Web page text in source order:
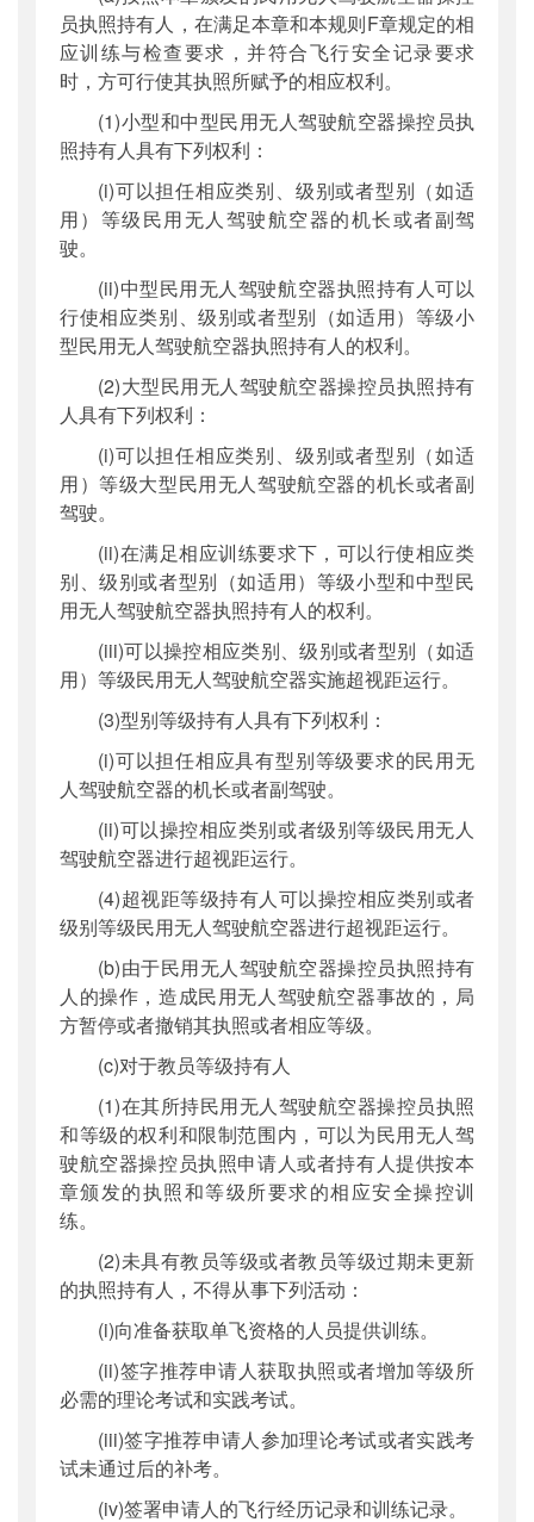
员执照持有人，在满足本章和本规则F章规定的相
应训练与检查要求，并符合飞行安全记录要求
时，方可行使其执照所赋予的相应权利。
(1)小型和中型民用无人驾驶航空器操控员执
照持有人具有下列权利：
(i)可以担任相应类别、级别或者型别（如适
用）等级民用无人驾驶航空器的机长或者副驾
驶。
(ii)中型民用无人驾驶航空器执照持有人可以
行使相应类别、级别或者型别（如适用）等级小
型民用无人驾驶航空器执照持有人的权利。
(2)大型民用无人驾驶航空器操控员执照持有
人具有下列权利：
(i)可以担任相应类别、级别或者型别（如适
用）等级大型民用无人驾驶航空器的机长或者副
驾驶。
(ii)在满足相应训练要求下，可以行使相应类
别、级别或者型别（如适用）等级小型和中型民
用无人驾驶航空器执照持有人的权利。
(iii)可以操控相应类别、级别或者型别（如适
用）等级民用无人驾驶航空器实施超视距运行。
(3)型别等级持有人具有下列权利：
(i)可以担任相应具有型别等级要求的民用无
人驾驶航空器的机长或者副驾驶。
(ii)可以操控相应类别或者级别等级民用无人
驾驶航空器进行超视距运行。
(4)超视距等级持有人可以操控相应类别或者
级别等级民用无人驾驶航空器进行超视距运行。
(b)由于民用无人驾驶航空器操控员执照持有
人的操作，造成民用无人驾驶航空器事故的，局
方暂停或者撤销其执照或者相应等级。
(c)对于教员等级持有人
(1)在其所持民用无人驾驶航空器操控员执照
和等级的权利和限制范围内，可以为民用无人驾
驶航空器操控员执照申请人或者持有人提供按本
章颁发的执照和等级所要求的相应安全操控训
练。
(2)未具有教员等级或者教员等级过期未更新
的执照持有人，不得从事下列活动：
(i)向准备获取单飞资格的人员提供训练。
(ii)签字推荐申请人获取执照或者增加等级所
必需的理论考试和实践考试。
(iii)签字推荐申请人参加理论考试或者实践考
试未通过后的补考。
(iv)签署申请人的飞行经历记录和训练记录。